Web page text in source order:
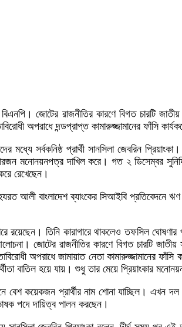
জোটের রাজনীতির কারণে বিগত চারটি
অপরাধে দন্ডপ্রাপ্ত কামারুজ্জামানের ফাঁসি
সর্বকনিষ্ঠ প্রার্থী সানসিলা জেবরিন
দাখিল করে। গত ২ ডিসেম্বর
রেখেছেন।
হযরত আলী বাংলাদেশ ব্যাংকের সিআইবি
রয়েছেন। তিনি কারাগারে থাকলেও তফসিল
জোটের রাজনীতির কারণে বিগত চারটি
অপরাধে জামায়াত নেতা কামারুজ্জামানের
বাতিল হয়ে যায়। শুধু তার মেয়ে প্রিয়াংকার মনোনয়ন
কয়েকজন প্রার্থীর নাম শোনা যাচ্ছিল। এখন দল
পদে দায়িত্ব পালন করছেন।